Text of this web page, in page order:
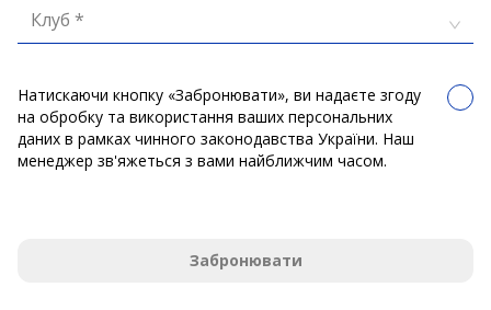
Клуб *
Натискаючи кнопку «Забронювати», ви надаєте згоду
на обробку та використання ваших персональних
даних в рамках чинного законодавства України. Наш
менеджер зв'яжеться з вами найближчим часом.
Забронювати